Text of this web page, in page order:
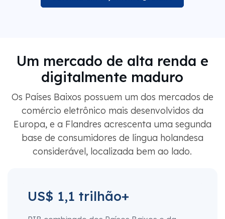
Um mercado de alta renda e
digitalmente maduro
Os Países Baixos possuem um dos mercados de
comércio eletrônico mais desenvolvidos da
Europa, e a Flandres acrescenta uma segunda
base de consumidores de língua holandesa
considerável, localizada bem ao lado.
US$ 1,1 trilhão+